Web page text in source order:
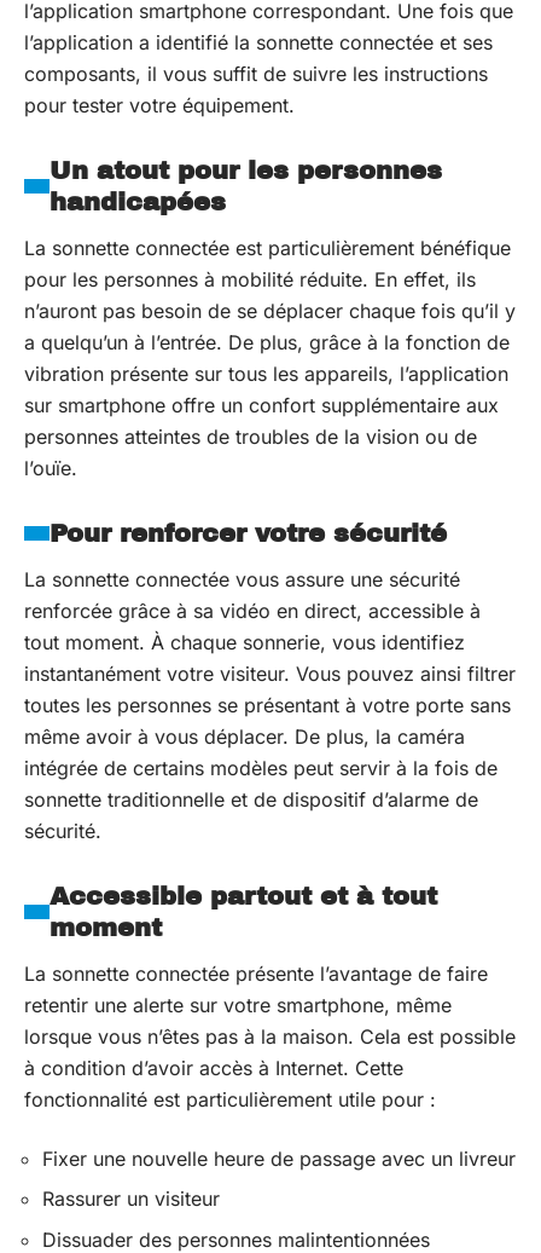
l’application smartphone correspondant. Une fois que
l’application a identifié la sonnette connectée et ses
composants, il vous suffit de suivre les instructions
pour tester votre équipement.
Un atout pour les personnes
handicapées
La sonnette connectée est particulièrement bénéfique
pour les personnes à mobilité réduite. En effet, ils
n’auront pas besoin de se déplacer chaque fois qu’il y
a quelqu’un à l’entrée. De plus, grâce à la fonction de
vibration présente sur tous les appareils, l’application
sur smartphone offre un confort supplémentaire aux
personnes atteintes de troubles de la vision ou de
l’ouïe.
Pour renforcer votre sécurité
La sonnette connectée vous assure une sécurité
renforcée grâce à sa vidéo en direct, accessible à
tout moment. À chaque sonnerie, vous identifiez
instantanément votre visiteur. Vous pouvez ainsi filtrer
toutes les personnes se présentant à votre porte sans
même avoir à vous déplacer. De plus, la caméra
intégrée de certains modèles peut servir à la fois de
sonnette traditionnelle et de dispositif d’alarme de
sécurité.
Accessible partout et à tout
moment
La sonnette connectée présente l’avantage de faire
retentir une alerte sur votre smartphone, même
lorsque vous n’êtes pas à la maison. Cela est possible
à condition d’avoir accès à Internet. Cette
fonctionnalité est particulièrement utile pour :
Fixer une nouvelle heure de passage avec un livreur
Rassurer un visiteur
Dissuader des personnes malintentionnées